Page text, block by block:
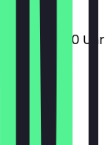
10:00 - 18:00 Uhr